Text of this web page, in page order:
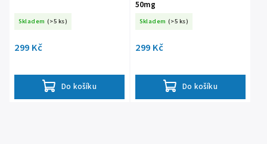
Skladem (>5 ks)
299 Kč
Do košíku
50mg
Skladem (>5 ks)
299 Kč
Do košíku